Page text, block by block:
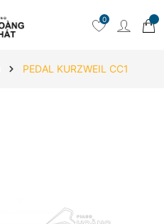
0
PEDAL KURZWEIL CC1